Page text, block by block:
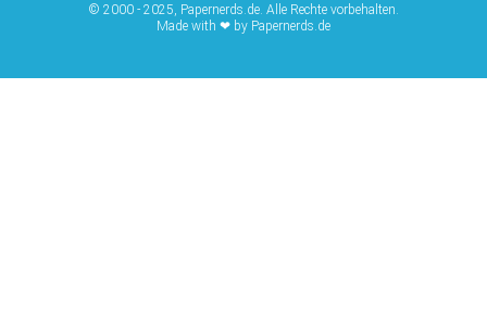
© 2000 - 2025, Papernerds.de. Alle Rechte vorbehalten.
Made with ❤ by Papernerds.de